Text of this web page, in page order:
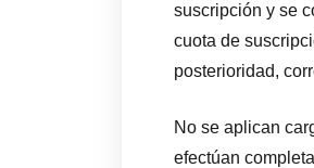
suscripción y se
cuota de
posterioridad,
No se aplican
efectúan